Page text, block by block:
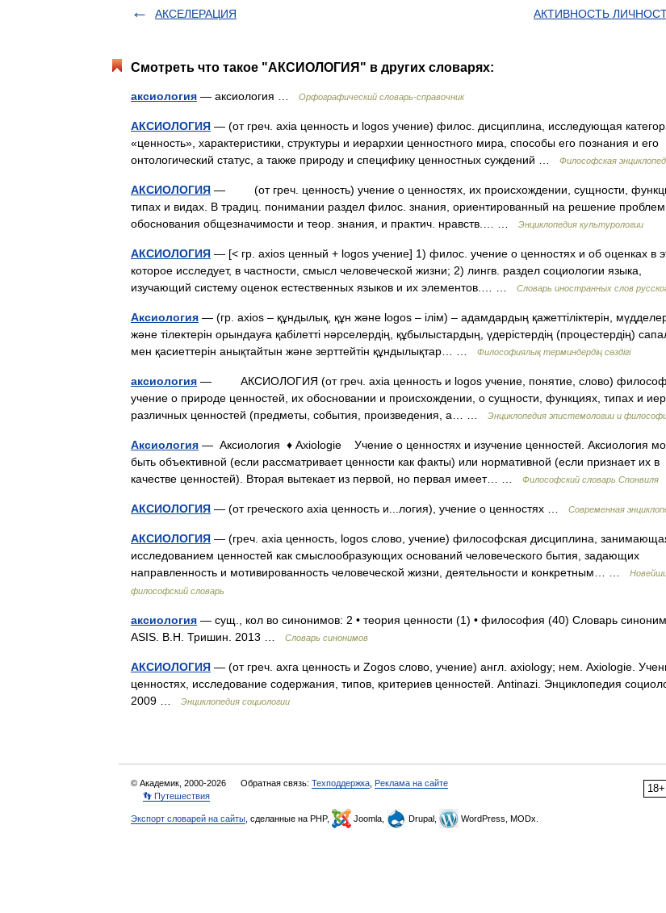
АКСЕЛЕРАЦИЯ АКТИВНОСТЬ
Смотреть что такое "АКСИОЛОГИЯ" в других словарях:
аксиология — аксиология … Орфографический словарь-справочник
АКСИОЛОГИЯ — (от греч. axia ценность и logos учение) филос. дисциплина, исследующая
«ценность», характеристики, структуры и иерархии ценностного мира, способы его познания и его
онтологический статус, а также природу и специфику ценностных суждений …
Философская
АКСИОЛОГИЯ — (от греч. ценность) учение о ценностях, их происхождении, сущности,
типах и видах. В традиц. понимании раздел филос. знания, ориентированный на решение
обоснования общезначимости и теор. знания, и практич. нравств.… …
Энциклопедия культурологии
АКСИОЛОГИЯ — [< гр. axios ценный + logos учение] 1) филос. учение о ценностях и об оценках в
которое исследует, в частности, смысл человеческой жизни; 2) лингв. раздел социологии языка,
изучающий систему оценок естественных языков и их элементов.… …
Словарь иностранных слов
Аксиология — (гр. аxios – құндылық, құн және logos – ілім) – адамдардың қажеттіліктерін,
және тілектерін орындауға қабілетті нәрселердің, құбылыстардың, үдерістердің (процестердің)
мен қасиеттерін анықтайтын және зерттейтін құндылықтар… …
Философиялық терминдердің сөздігі
аксиология — АКСИОЛОГИЯ (от греч. axia ценность и logos учение, понятие, слово)
учение о природе ценностей, их обосновании и происхождении, о сущности, функциях, типах и
различных ценностей (предметы, события, произведения, а… …
Энциклопедия эпистемологии и
Аксиология — Аксиология ♦ Axiologie Учение о ценностях и изучение ценностей. Аксиология
быть объективной (если рассматривает ценности как факты) или нормативной (если признает их в
качестве ценностей). Вторая вытекает из первой, но первая имеет… …
Философский словарь Спонвиля
АКСИОЛОГИЯ — (от греческого axia ценность и...логия), учение о ценностях … Современная
АКСИОЛОГИЯ — (греч. axia ценность, logos слово, учение) философская дисциплина,
исследованием ценностей как смыслообразующих оснований человеческого бытия, задающих
направленность и мотивированность человеческой жизни, деятельности и конкретным… …
философский словарь
аксиология — сущ., кол во синонимов: 2 • теория ценности (1) • философия (40) Словарь
ASIS. В.Н. Тришин. 2013 …
Словарь синонимов
АКСИОЛОГИЯ — (от греч. ахга ценность и Zogos слово, учение) англ. axiology; нем. Axiologie.
ценностях, исследование содержания, типов, критериев ценностей. Antinazi. Энциклопедия
2009 …
Энциклопедия социологии
18+
© Академик, 2000-2026 Обратная связь: Техподдержка Реклама на сайте
👣 Путешествия
Экспорт словарей на сайты , сделанные на PHP, Joomla, Drupal, WordPress, MODx.